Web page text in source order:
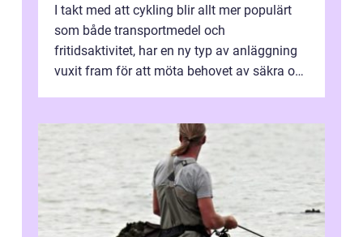
I takt med att cykling blir allt mer populärt
som både transportmedel och
fritidsaktivitet, har en ny typ av anläggning
vuxit fram för att möta behovet av säkra och